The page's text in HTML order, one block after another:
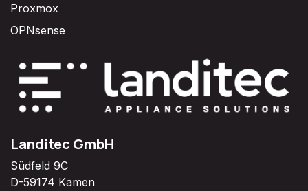
Proxmox
OPNsense
Landitec GmbH
Südfeld 9C
D-59174 Kamen